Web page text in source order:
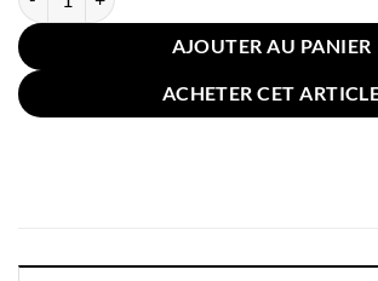
AJOUTER AU PANIER
ACHETER CET